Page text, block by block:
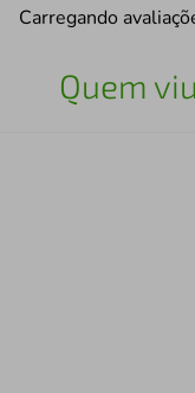
Carregando
Quem